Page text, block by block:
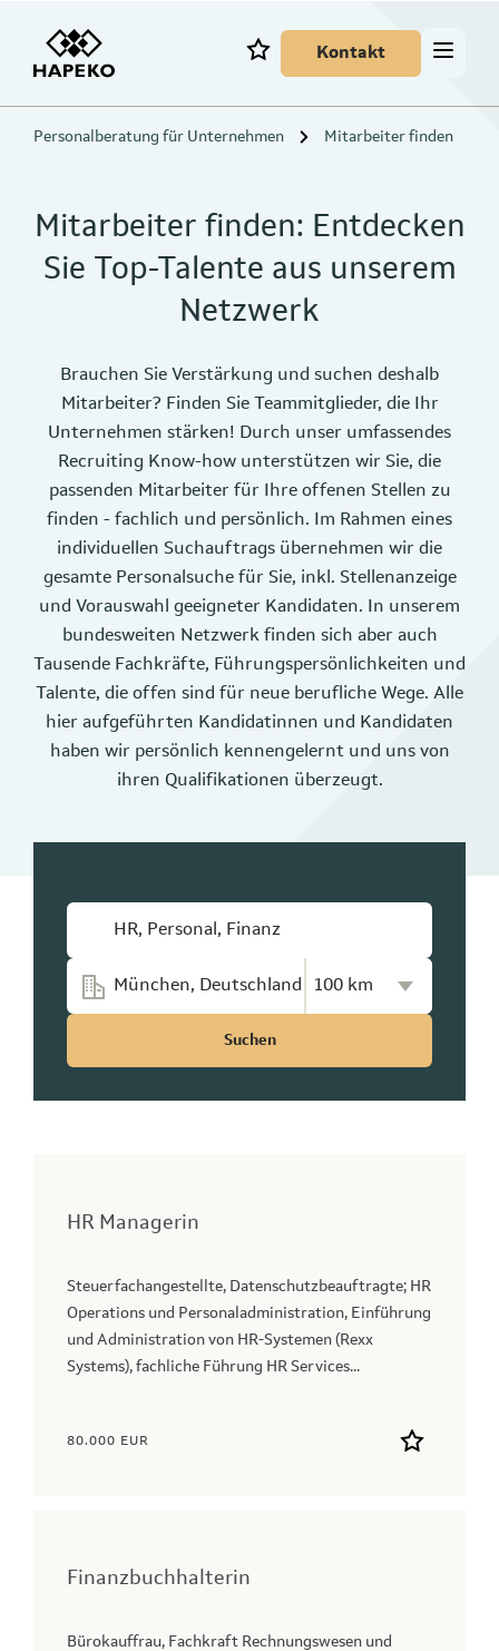
Kontakt
Personalberatung für Unternehmen Mitarbeiter finden
Mitarbeiter finden: Entdecken
Sie Top-Talente aus unserem
Netzwerk
Brauchen Sie Verstärkung und suchen deshalb
Mitarbeiter? Finden Sie Teammitglieder, die Ihr
Unternehmen stärken! Durch unser umfassendes
Recruiting Know-how unterstützen wir Sie, die
passenden Mitarbeiter für Ihre offenen Stellen zu
finden - fachlich und persönlich. Im Rahmen eines
individuellen Suchauftrags übernehmen wir die
gesamte Personalsuche für Sie, inkl. Stellenanzeige
und Vorauswahl geeigneter Kandidaten. In unserem
bundesweiten Netzwerk finden sich aber auch
Tausende Fachkräfte, Führungspersönlichkeiten und
Talente, die offen sind für neue berufliche Wege. Alle
hier aufgeführten Kandidatinnen und Kandidaten
haben wir persönlich kennengelernt und uns von
ihren Qualifikationen überzeugt.
Suchen
HR Managerin
Steuerfachangestellte, Datenschutzbeauftragte; HR
Operations und Personaladministration, Einführung
und Administration von HR-Systemen (Rexx
Systems), fachliche Führung HR Services...
80.000 EUR
Finanzbuchhalterin
Bürokauffrau, Fachkraft Rechnungswesen und